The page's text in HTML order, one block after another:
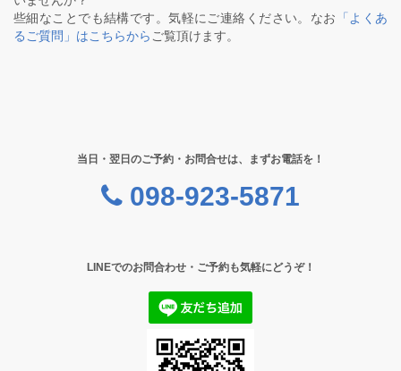
些細なことでも結構です。気軽にご連絡ください。なお
「よくあ
るご質問」はこちらから ご覧頂けます。
当日・翌日のご予約・お問合せは、まずお電話を！
098-923-5871
LINEでのお問合わせ・ご予約も気軽にどうぞ！